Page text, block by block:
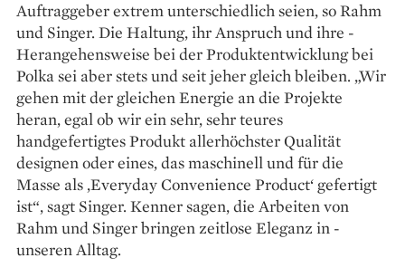
Auftraggeber extrem unterschiedlich seien, so Rahm
und Singer. Die Haltung, ihr Anspruch und ihre ­
Herangehensweise bei der Produkt­entwicklung bei
Polka sei aber stets und seit jeher gleich bleiben. „Wir
gehen mit der gleichen Energie an die Projekte
heran, egal ob wir ein sehr, sehr teures
handgefertigtes Produkt allerhöchster Qualität
designen oder eines, das maschinell und für die
Masse als ‚Everyday Convenience ­Product‘ ­gefertigt
ist“, sagt Singer. Kenner ­sagen, die Arbeiten von
Rahm und ­Singer bringen zeitlose Eleganz in ­
unseren Alltag.